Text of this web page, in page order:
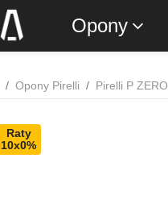
Opony
Opony Pirelli Pirelli P ZERO
Raty
10x0%